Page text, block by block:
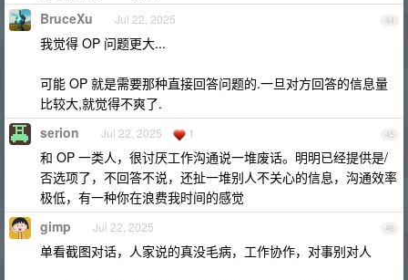
44
BruceXu Jul 22, 2025
我觉得 OP 问题更大...
可能 OP 就是需要那种直接回答问题的.一旦对方回答的信息量
比较大,就觉得不爽了.
45
serion Jul 22, 2025 1
和 OP 一类人，很讨厌工作沟通说一堆废话。明明已经提供是/
否选项了，不回答不说，还扯一堆别人不关心的信息，沟通效率
极低，有一种你在浪费我时间的感觉
46
gimp Jul 22, 2025
单看截图对话，人家说的真没毛病，工作协作，对事别对人